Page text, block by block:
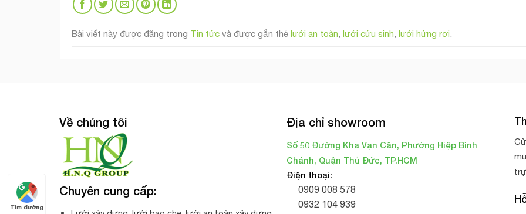
Bài viết này được đăng trong Tin tức và được gắn thẻ lưới an toàn lưới cứu sinh lưới hứng rơi
Về chúng tôi
Chuyên cung cấp:
Địa chỉ showroom
Số 50 Đường Kha Vạn Cân, Phường Hiệp Bình
Chánh, Quận Thủ Đức, TP.HCM
Điện thoại:
0909 008 578
0932 104 939
Tìm đường